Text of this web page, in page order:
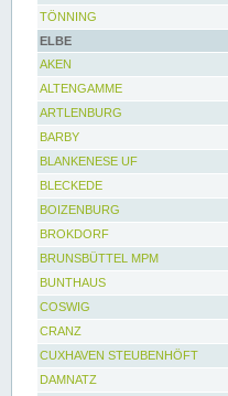
TÖNNING
ELBE
AKEN
ALTENGAMME
ARTLENBURG
BARBY
BLANKENESE UF
BLECKEDE
BOIZENBURG
BROKDORF
BRUNSBÜTTEL MPM
BUNTHAUS
COSWIG
CRANZ
CUXHAVEN STEUBENHÖFT
DAMNATZ